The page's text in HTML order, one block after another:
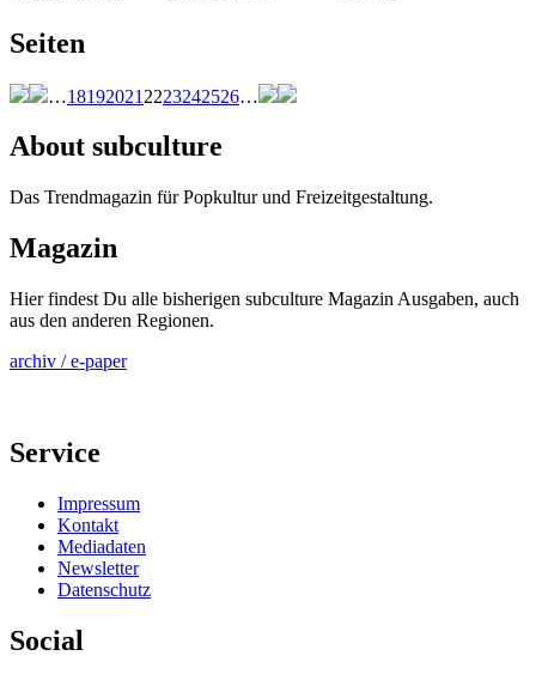
Seiten
…18192021 2223242526…
About subculture
Das Trendmagazin für Popkultur und Freizeitgestaltung.
Magazin
Hier findest Du alle bisherigen subculture Magazin Ausgaben, auch
aus den anderen Regionen.
archiv / e-paper
Service
Impressum
Kontakt
Mediadaten
Newsletter
Datenschutz
Social